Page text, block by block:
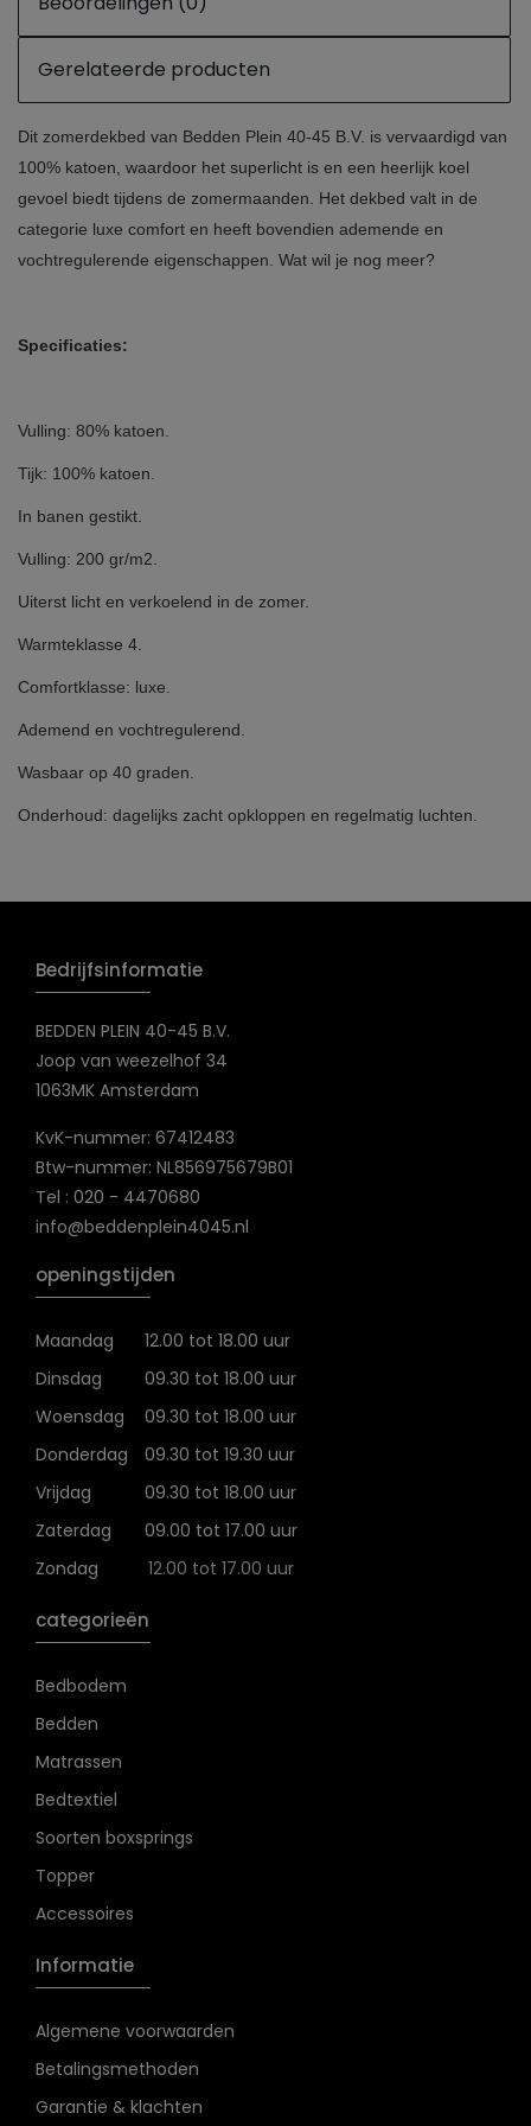
Gerelateerde producten
Dit zomerdekbed van Bedden Plein 40-45 B.V. is vervaardigd van
100% katoen, waardoor het superlicht is en een heerlijk koel
gevoel biedt tijdens de zomermaanden. Het dekbed valt in de
categorie luxe comfort en heeft bovendien ademende en
vochtregulerende eigenschappen. Wat wil je nog meer?
Specificaties:
Vulling: 80% katoen.
Tijk: 100% katoen.
In banen gestikt.
Vulling: 200 gr/m2.
Uiterst licht en verkoelend in de zomer.
Warmteklasse 4.
Comfortklasse: luxe.
Ademend en vochtregulerend.
Wasbaar op 40 graden.
Onderhoud: dagelijks zacht opkloppen en regelmatig luchten.
Bedrijfsinformatie
BEDDEN PLEIN 40-45 B.V.
Joop van weezelhof 34
1063MK Amsterdam
KvK-nummer: 67412483
Btw-nummer: NL856975679B01
Tel : 020 - 4470680
info@beddenplein4045.nl
openingstijden
Maandag
12.00 tot 18.00 uur
Dinsdag
09.30 tot 18.00 uur
Woensdag
09.30 tot 18.00 uur
Donderdag
09.30 tot 19.30 uur
Vrijdag
09.30 tot 18.00 uur
Zaterdag
09.00 tot 17.00 uur
Zondag
12.00 tot 17.00 uur
categorieën
Bedbodem
Bedden
Matrassen
Bedtextiel
Soorten boxsprings
Topper
Accessoires
Informatie
Algemene voorwaarden
Betalingsmethoden
Garantie & klachten